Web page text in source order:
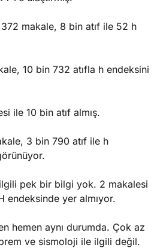
makale, 8 bin atıf ile 52 h
10 bin 732 atıfla h endeksini
ile 10 bin atıf almış.
3 bin 790 atıf ile h
pek bir bilgi yok. 2 makalesi
endeksinde yer almıyor.
hemen aynı durumda. Çok az
ve sismoloji ile ilgili değil.